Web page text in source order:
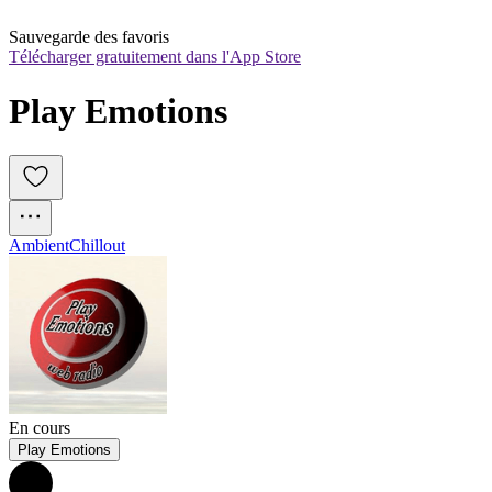
Sauvegarde des favoris
Télécharger gratuitement dans l'App Store
Play Emotions
AmbientChillout
En cours
Play Emotions